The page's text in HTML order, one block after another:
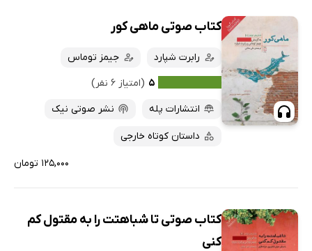
تازه‌ها
داغ‌ترین‌ها
پرفروش‌ها
پربحث‌ها
ارزان ترین‌ها
همه کتاب‌ها
کتاب‌های صوتی
کتاب‌های متنی
کتاب صوتی ماهی کور
رابرت شپارد
جیمز توماس
۵ (امتیاز ۶ نفر)
انتشارات پله
نشر صوتی نیک
داستان کوتاه خارجی
۱۲۵,۰۰۰ تومان
کتاب صوتی تا شباهتت را به مقتول کم
کنی